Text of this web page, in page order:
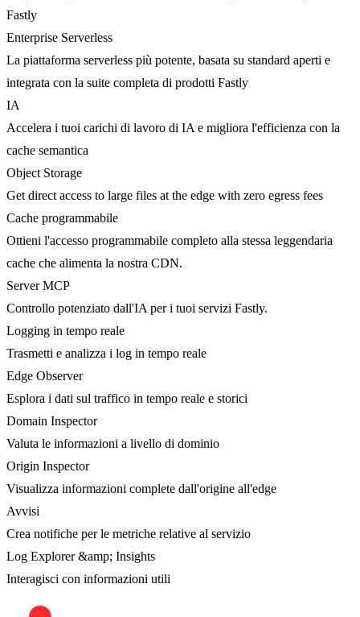
Fastly
Enterprise Serverless
La piattaforma serverless più potente, basata su standard aperti e
integrata con la suite completa di prodotti Fastly
IA
Accelera i tuoi carichi di lavoro di IA e migliora l'efficienza con la
cache semantica
Object Storage
Get direct access to large files at the edge with zero egress fees
Cache programmabile
Ottieni l'accesso programmabile completo alla stessa leggendaria
cache che alimenta la nostra CDN.
Server MCP
Controllo potenziato dall'IA per i tuoi servizi Fastly.
Logging in tempo reale
Trasmetti e analizza i log in tempo reale
Edge Observer
Esplora i dati sul traffico in tempo reale e storici
Domain Inspector
Valuta le informazioni a livello di dominio
Origin Inspector
Visualizza informazioni complete dall'origine all'edge
Avvisi
Crea notifiche per le metriche relative al servizio
Log Explorer &amp; Insights
Interagisci con informazioni utili